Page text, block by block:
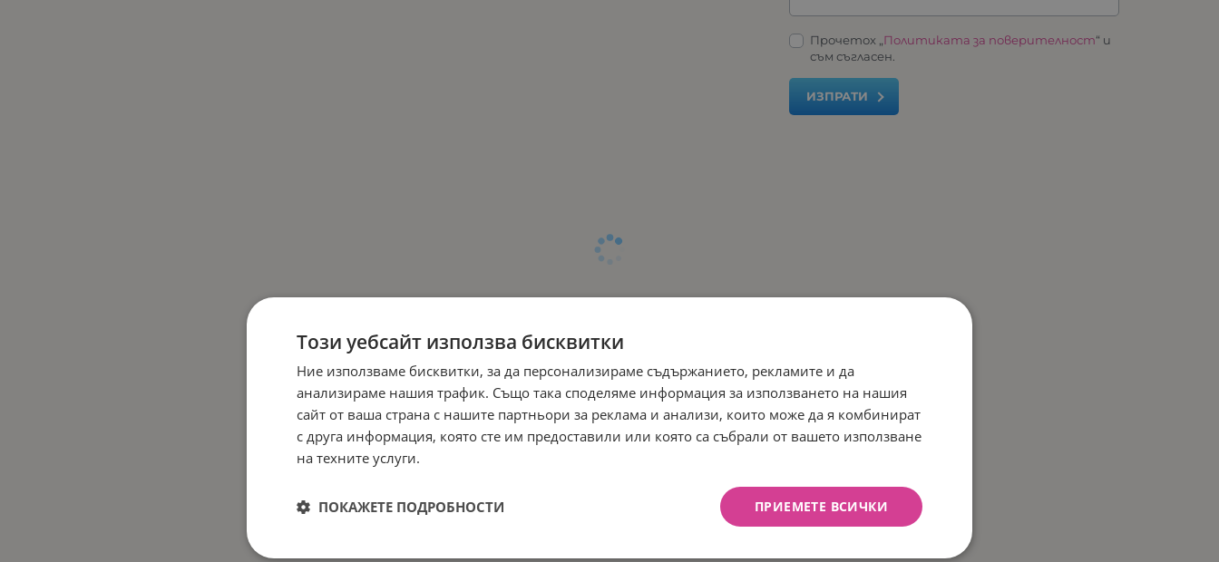
Прочетох „ Политиката за поверителност“ и
съм съгласен.
ИЗПРАТИ
Този уебсайт използва бисквитки
Ние използваме бисквитки, за да персонализираме съдържанието, рекламите и да
анализираме нашия трафик. Също така споделяме информация за използването на нашия
сайт от ваша страна с нашите партньори за реклама и анализи, които може да я комбинират
с друга информация, която сте им предоставили или която са събрали от вашето използване
на техните услуги.
ПРИЕМЕТЕ ВСИЧКИ
ПОКАЖЕТЕ ПОДРОБНОСТИ